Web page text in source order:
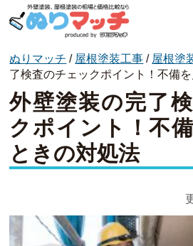
ぬりマッチとは
オススメ企業
費用と相場
外壁塗装
コラム一覧
ぬりマッチ / 屋根塗装工事 / 屋根塗
了検査のチェックポイント！不備
外壁塗装の完了
クポイント！不
ときの対処法